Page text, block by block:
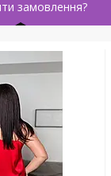
замовлення?